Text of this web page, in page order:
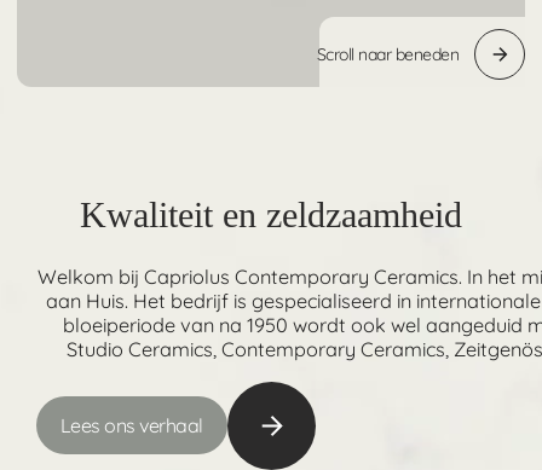
Scroll naar beneden
Kwaliteit en zeldzaamheid
Welkom bij Capriolus Contemporary Ceramics. In het
aan Huis. Het bedrijf is gespecialiseerd in
bloeiperiode van na 1950 wordt ook wel aangeduid
Studio Ceramics, Contemporary Ceramics,
Lees ons verhaal